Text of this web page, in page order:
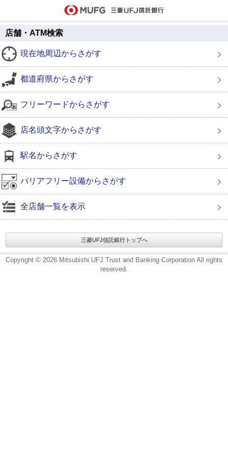
店舗・ATM検索
現在地周辺からさがす
都道府県からさがす
フリーワードからさがす
店名頭文字からさがす
駅名からさがす
バリアフリー設備からさがす
全店舗一覧を表示
三菱UFJ信託銀行トップへ
Copyright © 2026 Mitsubishi UFJ Trust and Banking Corporation All rights
reserved.